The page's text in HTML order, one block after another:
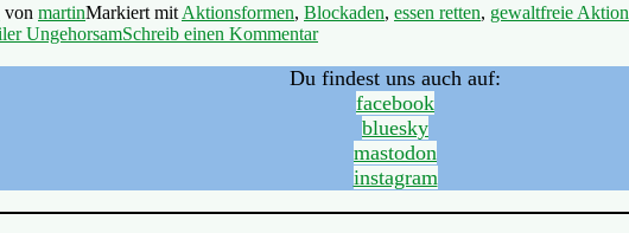
von martinMarkiert mit Aktionsformen, Blockaden, essen retten, gewaltfreie Aktion
UngehorsamSchreib einen Kommentar
Du findest uns auch auf:
facebook
bluesky
mastodon
instagram